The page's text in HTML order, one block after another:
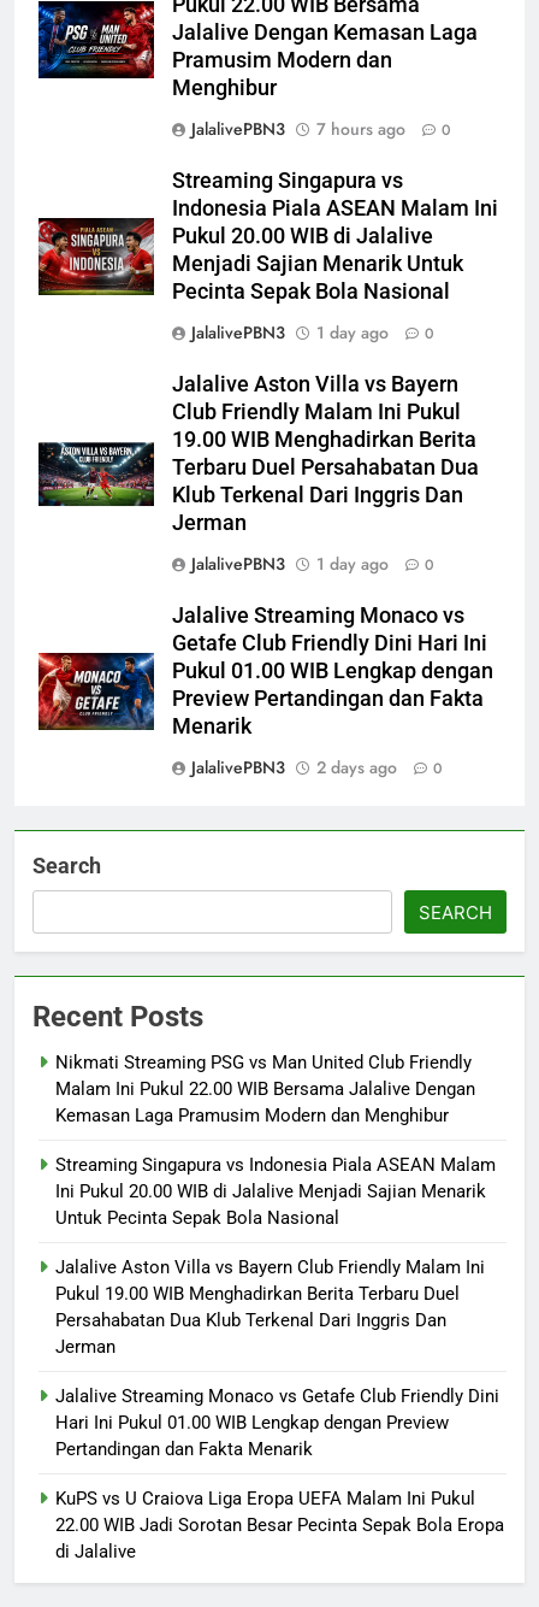
Jalalive Dengan Kemasan Laga
Pramusim Modern dan
Menghibur
JalalivePBN3
7 hours ago 0
Streaming Singapura vs
Indonesia Piala ASEAN Malam Ini
Pukul 20.00 WIB di Jalalive
Menjadi Sajian Menarik Untuk
Pecinta Sepak Bola Nasional
JalalivePBN3
1 day ago 0
Jalalive Aston Villa vs Bayern
Club Friendly Malam Ini Pukul
19.00 WIB Menghadirkan Berita
Terbaru Duel Persahabatan Dua
Klub Terkenal Dari Inggris Dan
Jerman
JalalivePBN3
1 day ago 0
Jalalive Streaming Monaco vs
Getafe Club Friendly Dini Hari Ini
Pukul 01.00 WIB Lengkap dengan
Preview Pertandingan dan Fakta
Menarik
JalalivePBN3
2 days ago 0
Search
SEARCH
Recent Posts
Nikmati Streaming PSG vs Man United Club Friendly
Malam Ini Pukul 22.00 WIB Bersama Jalalive Dengan
Kemasan Laga Pramusim Modern dan Menghibur
Streaming Singapura vs Indonesia Piala ASEAN Malam
Ini Pukul 20.00 WIB di Jalalive Menjadi Sajian Menarik
Untuk Pecinta Sepak Bola Nasional
Jalalive Aston Villa vs Bayern Club Friendly Malam Ini
Pukul 19.00 WIB Menghadirkan Berita Terbaru Duel
Persahabatan Dua Klub Terkenal Dari Inggris Dan
Jerman
Jalalive Streaming Monaco vs Getafe Club Friendly Dini
Hari Ini Pukul 01.00 WIB Lengkap dengan Preview
Pertandingan dan Fakta Menarik
KuPS vs U Craiova Liga Eropa UEFA Malam Ini Pukul
22.00 WIB Jadi Sorotan Besar Pecinta Sepak Bola Eropa
di Jalalive